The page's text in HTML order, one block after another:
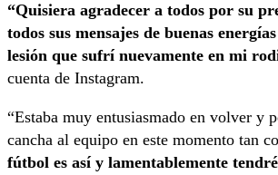
“Quisiera agradecer a todos por su
todos sus mensajes de buenas
lesión que sufrí nuevamente en mi
cuenta de Instagram.
“Estaba muy entusiasmado en volver y
cancha al equipo en este momento tan
fútbol es así y lamentablemente